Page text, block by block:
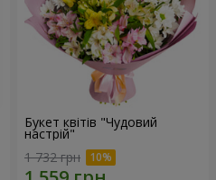
Букет квітів "Чудовий
настрій"
1 732 грн